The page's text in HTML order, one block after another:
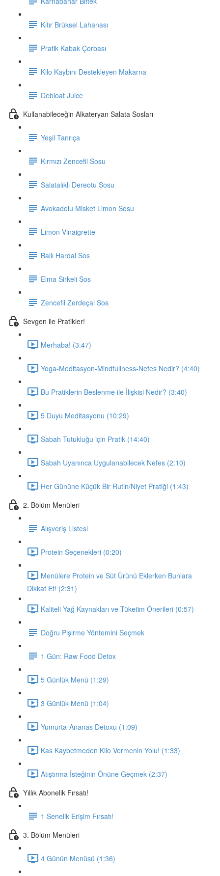
Kıtır Brüksel Lahanası
Pratik Kabak Çorbası
Kilo Kaybını Destekleyen Makarna
Debloat Juice
Kullanabileceğin Alkateryan Salata Sosları
Yeşil Tanrıça
Kırmızı Zencefil Sosu
Salatalıklı Dereotu Sosu
Avokadolu Misket Limon Sosu
Limon Vinaigrette
Ballı Hardal Sos
Elma Sirkeli Sos
Zencefil Zerdeçal Sos
Sevgen ile Pratikler!
Merhaba! (3:47)
Yoga-Meditasyon-Mindfullness-Nefes Nedir? (4:40)
Bu Pratiklerin Beslenme ile İlişkisi Nedir? (3:40)
5 Duyu Meditasyonu (10:29)
Sabah Tutukluğu için Pratik (14:40)
Sabah Uyanınca Uygulanabilecek Nefes (2:10)
Her Gününe Küçük Bir Rutin/Niyet Pratiği (1:43)
2. Bölüm Menüleri
Alışveriş Listesi
Protein Seçenekleri (0:20)
Menülere Protein ve Süt Ürünü Eklerken Bunlara
Dikkat Et! (2:31)
Kaliteli Yağ Kaynakları ve Tüketim Önerileri (0:57)
Doğru Pişirme Yöntemini Seçmek
1 Gün: Raw Food Detox
5 Günlük Menü (1:29)
3 Günlük Menü (1:04)
Yumurta-Ananas Detoxu (1:09)
Kas Kaybetmeden Kilo Vermenin Yolu! (1:33)
Atıştırma İsteğinin Önüne Geçmek (2:37)
Yıllık Abonelik Fırsatı!
1 Senelik Erişim Fırsatı!
3. Bölüm Menüleri
4 Günün Menüsü (1:36)